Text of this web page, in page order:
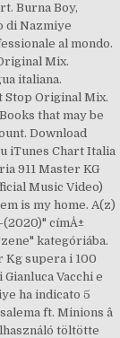
Burna Boy,
di Nazmiye
al mondo.
Mix.
italiana.
Stop Original Mix.
that may be
Download
iTunes Chart Italia
911 Master KG
Music Video)
is my home. A(z)
(2020)" címÅ±
kategóriába.
Kg supera i 100
Vacchi e
ha indicato 5
ft. Minions â
töltötte